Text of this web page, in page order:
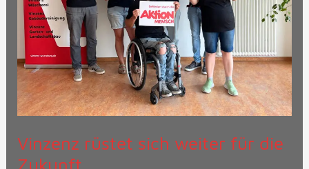
Vinzenz rüstet sich weiter für die
Zukunft